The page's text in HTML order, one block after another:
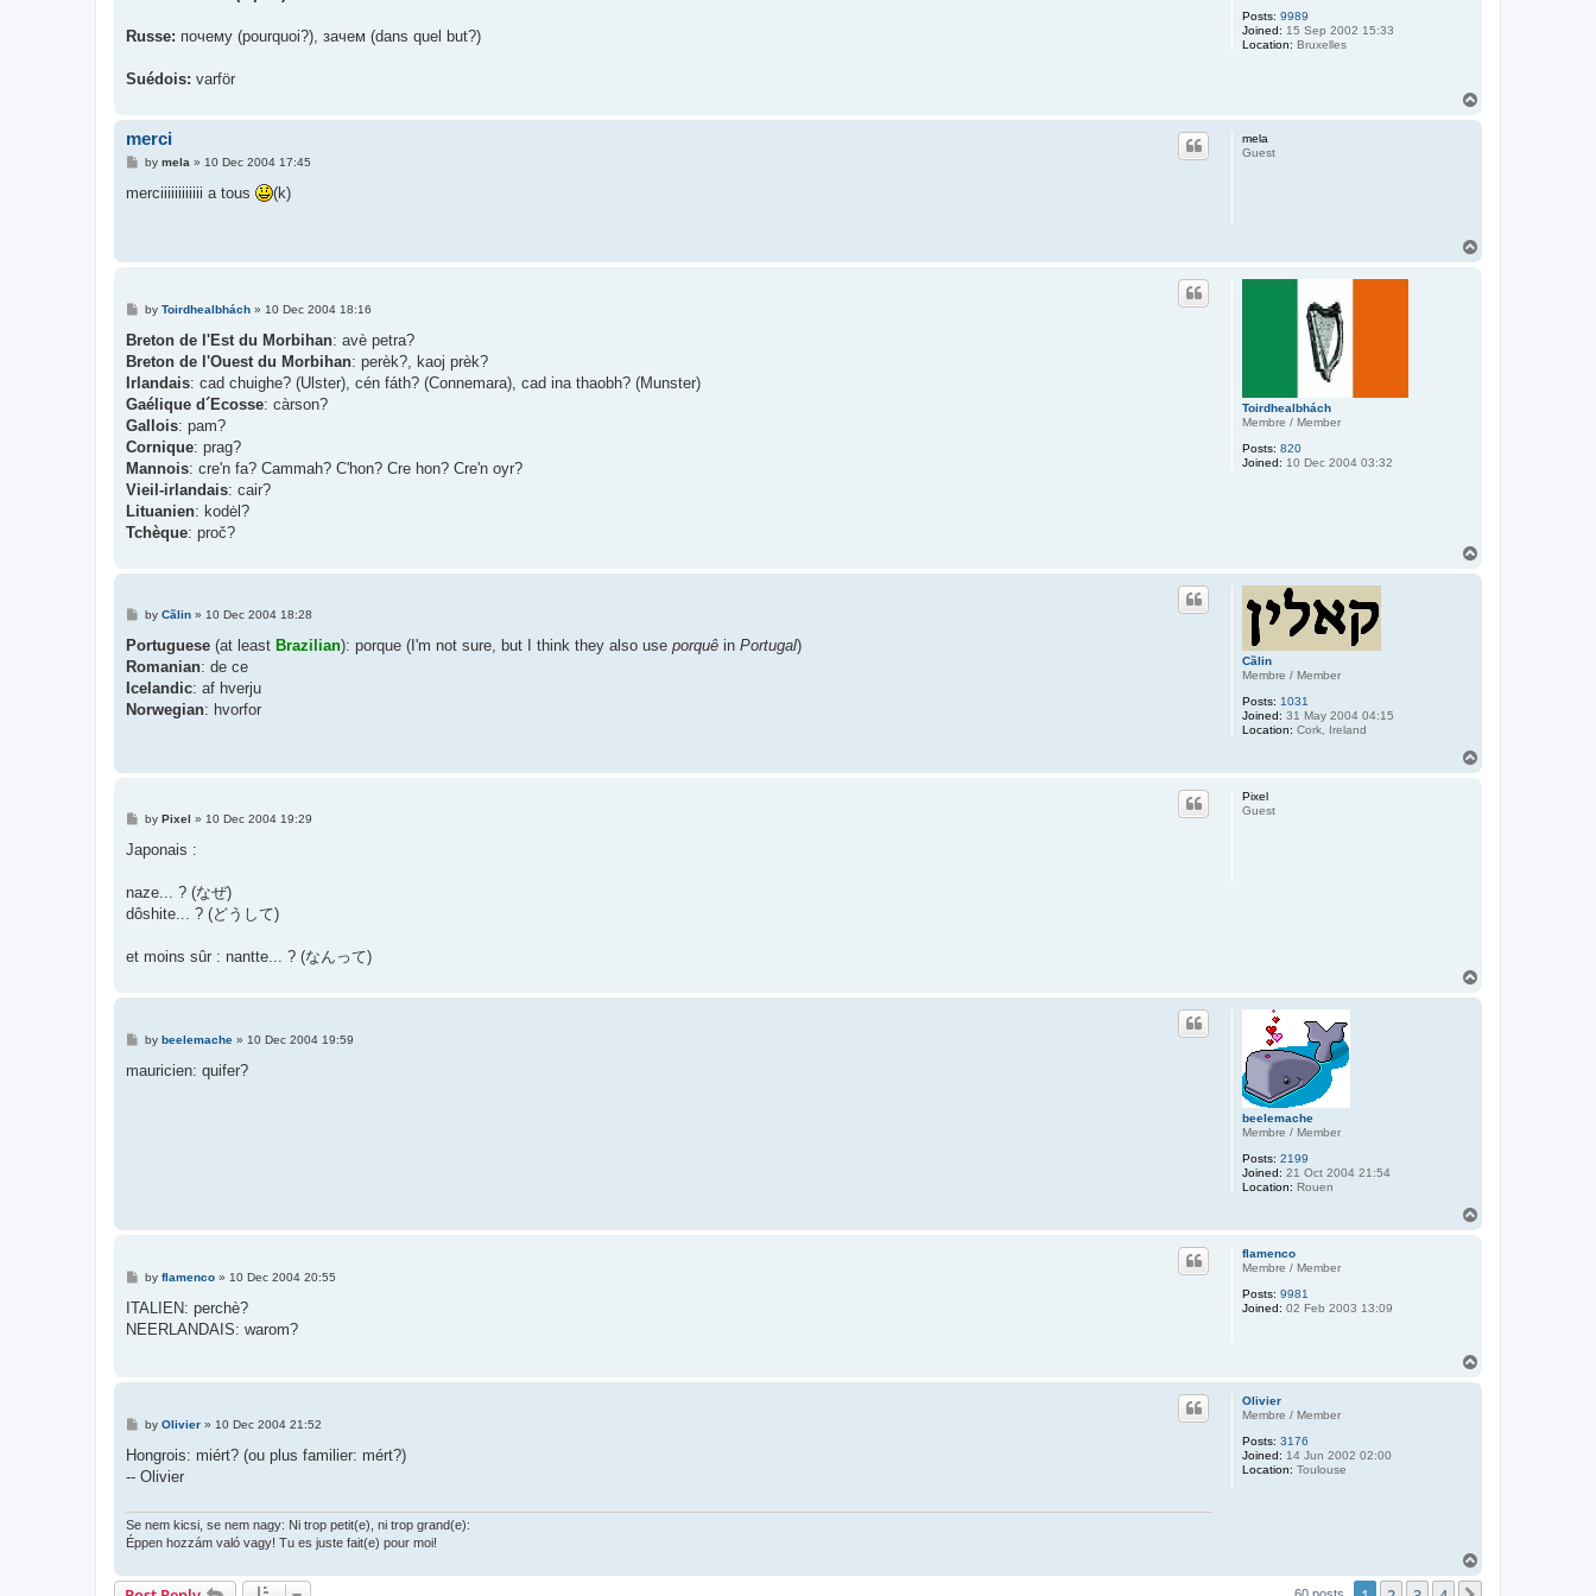
Posts: 9989
Joined: 15 Sep 2002 15:33
Location: Bruxelles
Russe: почему (pourquoi?), зачем (dans quel but?)
Suédois: varför
mela
Guest
merci
P
s
by mela » 10 Dec 2004 17:45
merciiiiiiiiiiii a tous (k)
Toirdhealbhách
Membre / Member
Posts: 820
Joined: 10 Dec 2004 03:32
P
s
by Toirdhealbhách» 10 Dec 2004 18:16
Breton de l'Est du Morbihan: avè petra?
Breton de l'Ouest du Morbihan: perèk?, kaoj prèk?
Irlandais: cad chuighe? (Ulster), cén fáth? (Connemara), cad ina thaobh? (Munster)
Gaélique d´Ecosse: càrson?
Gallois: pam?
Cornique: prag?
Mannois: cre'n fa? Cammah? C'hon? Cre hon? Cre'n oyr?
Vieil-irlandais: cair?
Lituanien: kodėl?
Tchèque: proč?
Cãlin
Membre / Member
Posts: 1031
Joined: 31 May 2004 04:15
Location: Cork, Ireland
P
s
by Cãlin» 10 Dec 2004 18:28
Portuguese (at least Brazilian): porque (I'm not sure, but I think they also use porquê in Portugal)
Romanian: de ce
Icelandic: af hverju
Norwegian: hvorfor
Pixel
Guest
P
s
t
by Pixel » 10 Dec 2004 19:29
Japonais :
naze... ? (なぜ)
dôshite... ? (どうして)
et moins sûr : nantte... ? (なんって)
beelemache
Membre / Member
Posts: 2199
Joined: 21 Oct 2004 21:54
Location: Rouen
P
s
by beelemache» 10 Dec 2004 19:59
mauricien: quifer?
flamenco
Membre / Member
Posts: 9981
Joined: 02 Feb 2003 13:09
P
s
by flamenco» 10 Dec 2004 20:55
ITALIEN: perchè?
NEERLANDAIS: warom?
Olivier
Membre / Member
Posts: 3176
Joined: 14 Jun 2002 02:00
Location: Toulouse
P
s
by Olivier» 10 Dec 2004 21:52
Hongrois: miért? (ou plus familier: mért?)
-- Olivier
Se nem kicsi, se nem nagy: Ni trop petit(e), ni trop grand(e):
Éppen hozzám való vagy! Tu es juste fait(e) pour moi!
60 posts